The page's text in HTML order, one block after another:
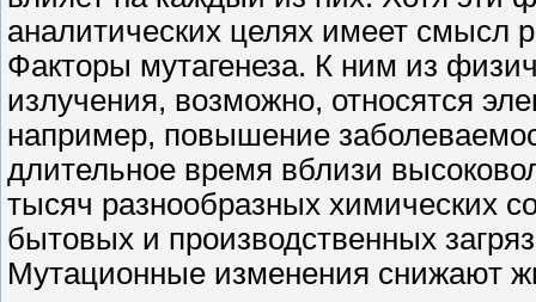
аналитических целях имеет смысл
Факторы мутагенеза. К ним из
излучения, возможно, относятся
например, повышение
длительное время вблизи
тысяч разнообразных химических
бытовых и производственных
Мутационные изменения снижают